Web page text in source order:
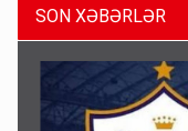
SON XƏBƏRLƏR